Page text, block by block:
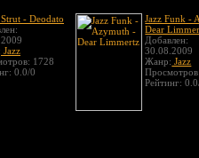
- Deodato
Jazz
1728
0.0/0
Jazz Funk -
Dear
Добавлен:
30.08.2009
Жанр: Jazz
Рейтинг: